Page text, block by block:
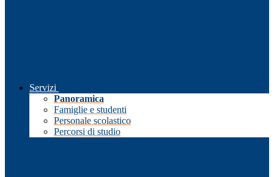
Servizi
Panoramica
Famiglie e studenti
Personale scolastico
Percorsi di studio